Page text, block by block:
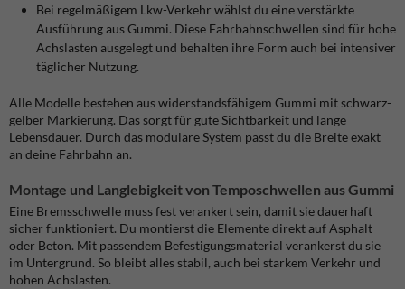
Bei regelmäßigem Lkw-Verkehr wählst du eine verstärkte
Ausführung aus Gummi. Diese Fahrbahnschwellen sind für hohe
Achslasten ausgelegt und behalten ihre Form auch bei intensiver
täglicher Nutzung.
Alle Modelle bestehen aus widerstandsfähigem Gummi mit schwarz-
gelber Markierung. Das sorgt für gute Sichtbarkeit und lange
Lebensdauer. Durch das modulare System passt du die Breite exakt
an deine Fahrbahn an.
Montage und Langlebigkeit von Temposchwellen aus Gummi
Eine Bremsschwelle muss fest verankert sein, damit sie dauerhaft
sicher funktioniert. Du montierst die Elemente direkt auf Asphalt
oder Beton. Mit passendem Befestigungsmaterial verankerst du sie
im Untergrund. So bleibt alles stabil, auch bei starkem Verkehr und
hohen Achslasten.